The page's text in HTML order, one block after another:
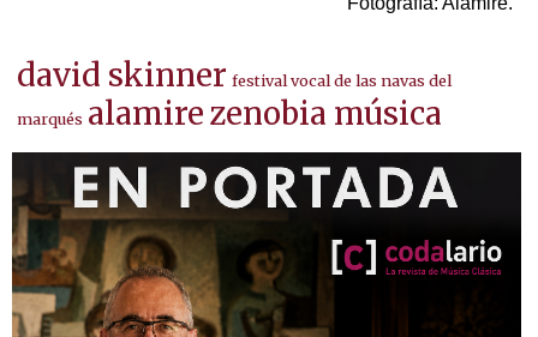
david skinner festival vocal de las navas del
marqués alamirezenobia música